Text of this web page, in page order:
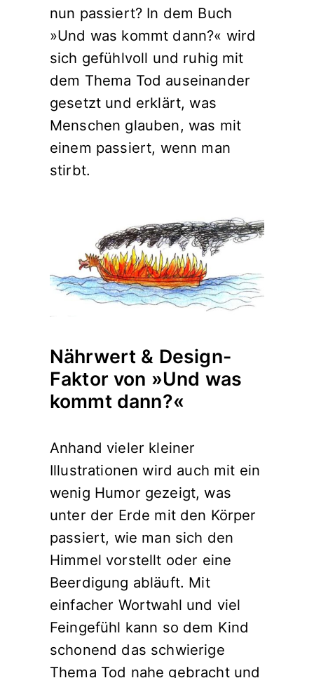
nun passiert? In dem Buch
»Und was kommt dann?« wird
sich gefühlvoll und ruhig mit
dem Thema Tod auseinander
gesetzt und erklärt, was
Menschen glauben, was mit
einem passiert, wenn man
stirbt.
Nährwert & Design-
Faktor von »Und was
kommt dann?«
Anhand vieler kleiner
Illustrationen wird auch mit ein
wenig Humor gezeigt, was
unter der Erde mit den Körper
passiert, wie man sich den
Himmel vorstellt oder eine
Beerdigung abläuft. Mit
einfacher Wortwahl und viel
Feingefühl kann so dem Kind
schonend das schwierige
Thema Tod nahe gebracht und